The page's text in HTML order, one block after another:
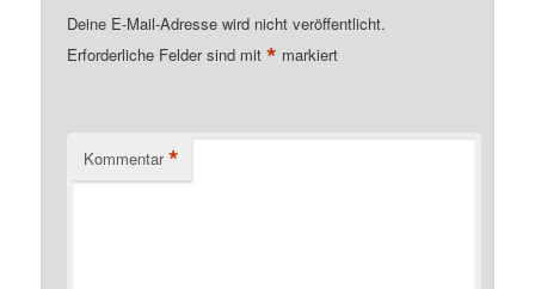
Deine E-Mail-Adresse wird nicht veröffentlicht.
Erforderliche Felder sind mit* markiert
Kommentar *